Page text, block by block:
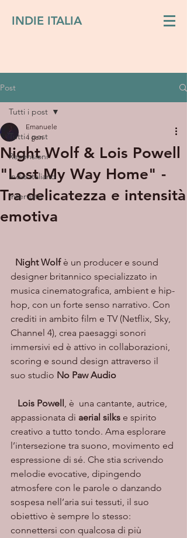
INDIE ITALIA
Post
Tutti i post
Recensioni
Indie italiano
Interviste
Tutti i post
Night Wolf & Lois Powell
"Lost My Way Home" -
Tra delicatezza e intensità
emotiva
Emanuele
4 gen
  Night Wolf
è un producer e sound
designer britannico specializzato in
musica cinematografica, ambient e hip-
hop, con un forte senso narrativo. Con
crediti in ambito film e TV (Netflix, Sky,
Channel 4), crea paesaggi sonori
immersivi ed è attivo in collaborazioni,
scoring e sound design attraverso il
suo studio No Paw Audio
   Lois Powell
, è  una cantante, autrice,
appassionata di aerial silks e spirito
creativo a tutto tondo. Ama esplorare
l’intersezione tra suono, movimento ed
espressione di sé. Che stia scrivendo
melodie evocative, dipingendo
atmosfere con le parole o danzando
sospesa nell’aria sui tessuti, il suo
obiettivo è sempre lo stesso:
connettersi con qualcosa di più